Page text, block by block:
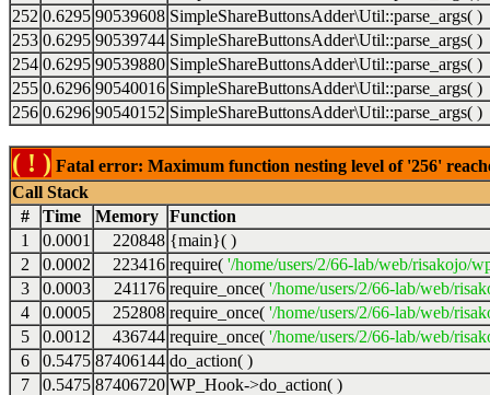
252 0.6295 90539608 SimpleShareButtonsAdder\Util::parse_args( )
253 0.6295 90539744 SimpleShareButtonsAdder\Util::parse_args( )
254 0.6295 90539880 SimpleShareButtonsAdder\Util::parse_args( )
255 0.6296 90540016 SimpleShareButtonsAdder\Util::parse_args( )
256 0.6296 90540152 SimpleShareButtonsAdder\Util::parse_args( )
( ! ) Fatal error: Maximum function nesting level of '256'
Call Stack
#
Time Memory Function
1
0.0001 220848 {main}( )
2
0.0002 223416 require( '/home/users/2/66-lab/web/risakojo/
3
0.0003 241176 require_once( '/home/users/2/66-lab/web/
4
0.0005 252808 require_once( '/home/users/2/66-lab/web/
5
0.0012 436744 require_once( '/home/users/2/66-lab/web/
6
0.5475 87406144 do_action( )
7
0.5475 87406720 WP_Hook->do_action( )